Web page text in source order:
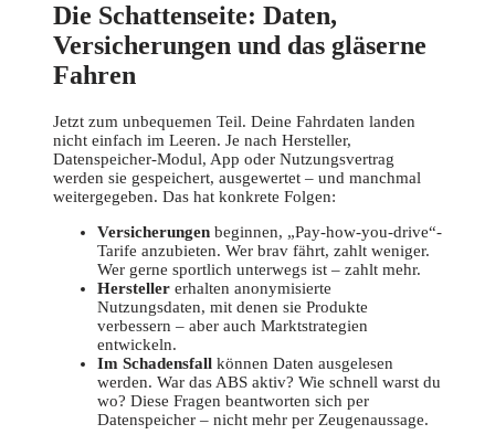
Die Schattenseite: Daten,
Versicherungen und das gläserne
Fahren
Jetzt zum unbequemen Teil. Deine Fahrdaten landen
nicht einfach im Leeren. Je nach Hersteller,
Datenspeicher-Modul, App oder Nutzungsvertrag
werden sie gespeichert, ausgewertet – und manchmal
weitergegeben. Das hat konkrete Folgen:
Versicherungen beginnen, „Pay-how-you-drive“-
Tarife anzubieten. Wer brav fährt, zahlt weniger.
Wer gerne sportlich unterwegs ist – zahlt mehr.
Hersteller erhalten anonymisierte
Nutzungsdaten, mit denen sie Produkte
verbessern – aber auch Marktstrategien
entwickeln.
Im Schadensfall können Daten ausgelesen
werden. War das ABS aktiv? Wie schnell warst du
wo? Diese Fragen beantworten sich per
Datenspeicher – nicht mehr per Zeugenaussage.